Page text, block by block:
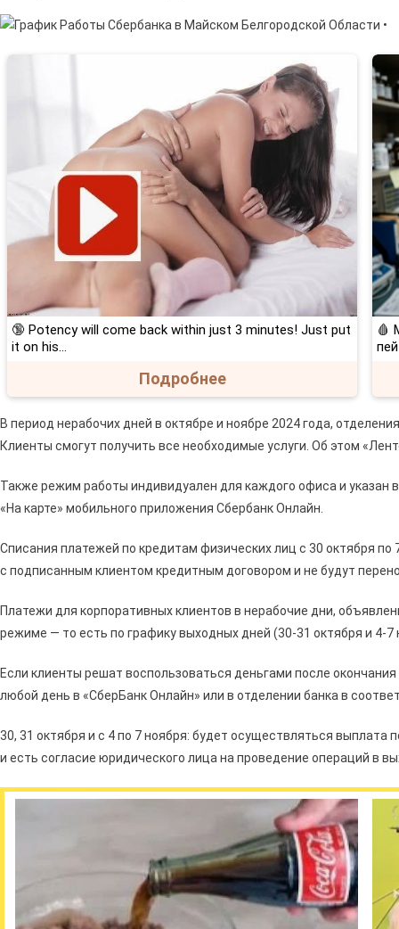
🔞 Potency will come back within just 3 minutes! Just put
it on his…
Подробнее
🩸
В период нерабочих дней в октябре и ноябре 2024 года,
Клиенты смогут получить все необходимые услуги. Об этом
Также режим работы индивидуален для каждого офиса и указан
«На карте» мобильного приложения Сбербанк Онлайн.
Списания платежей по кредитам физических лиц с 30 октября
с подписанным клиентом кредитным договором и не будут
Платежи для корпоративных клиентов в нерабочие дни,
режиме — то есть по графику выходных дней (30-31 октября и 4-
Если клиенты решат воспользоваться деньгами после
любой день в «СберБанк Онлайн» или в отделении банка в
30, 31 октября и с 4 по 7 ноября: будет осуществляться
и есть согласие юридического лица на проведение операций в